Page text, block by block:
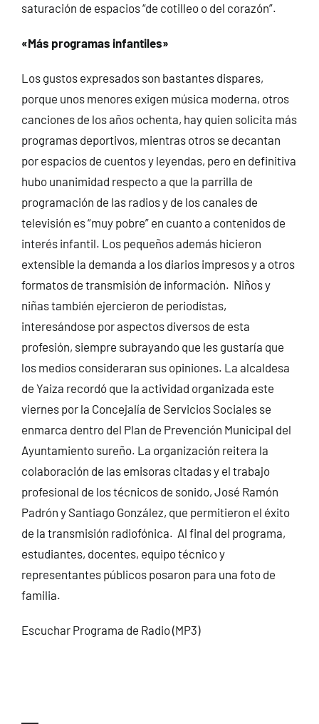
saturación de espacios “de cotilleo o del corazón”.
«Más programas infantiles»
Los gustos expresados son bastantes dispares,
porque unos menores exigen música moderna, otros
canciones de los años ochenta, hay quien solicita más
programas deportivos, mientras otros se decantan
por espacios de cuentos y leyendas, pero en definitiva
hubo unanimidad respecto a que la parrilla de
programación de las radios y de los canales de
televisión es “muy pobre” en cuanto a contenidos de
interés infantil. Los pequeños además hicieron
extensible la demanda a los diarios impresos y a otros
formatos de transmisión de información. Niños y
niñas también ejercieron de periodistas,
interesándose por aspectos diversos de esta
profesión, siempre subrayando que les gustaría que
los medios consideraran sus opiniones. La alcaldesa
de Yaiza recordó que la actividad organizada este
viernes por la Concejalía de Servicios Sociales se
enmarca dentro del Plan de Prevención Municipal del
Ayuntamiento sureño. La organización reitera la
colaboración de las emisoras citadas y el trabajo
profesional de los técnicos de sonido, José Ramón
Padrón y Santiago González, que permitieron el éxito
de la transmisión radiofónica. Al final del programa,
estudiantes, docentes, equipo técnico y
representantes públicos posaron para una foto de
familia.
Escuchar Programa de Radio (MP3)